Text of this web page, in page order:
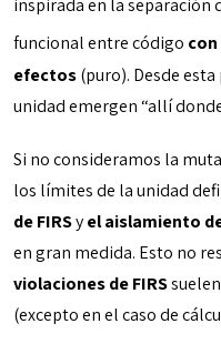
inspirada en la separación
funcional entre código
efectos(puro). Desde
unidad emergen “allí
Si no consideramos la
los límites de la unidad
de FIRSyel aislamiento
en gran medida. Esto no
violaciones de FIRS
(excepto en el caso de